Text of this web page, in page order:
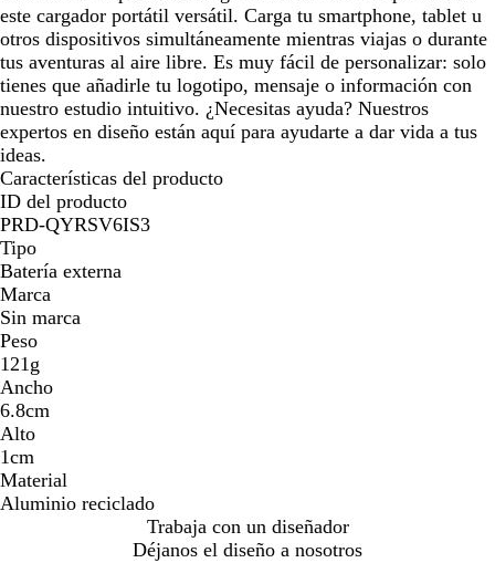
o
i
c
o
este cargador portátil versátil. Carga tu smartphone, tablet u
otros dispositivos simultáneamente mientras viajas o durante
tus aventuras al aire libre. Es muy fácil de personalizar: solo
tienes que añadirle tu logotipo, mensaje o información con
nuestro estudio intuitivo. ¿Necesitas ayuda? Nuestros
expertos en diseño están aquí para ayudarte a dar vida a tus
ideas.
Características del producto
ID del producto
PRD-QYRSV6IS3
Tipo
Batería externa
Marca
Sin marca
Peso
121g
Ancho
6.8cm
Alto
1cm
Material
Aluminio reciclado
Trabaja con un diseñador
Déjanos el diseño a nosotros